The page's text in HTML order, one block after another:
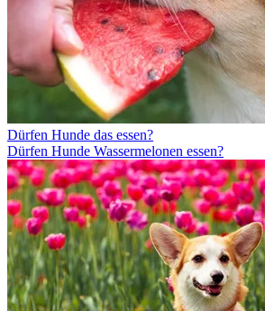
Dürfen Hunde das essen?
Dürfen Hunde Wassermelonen essen?